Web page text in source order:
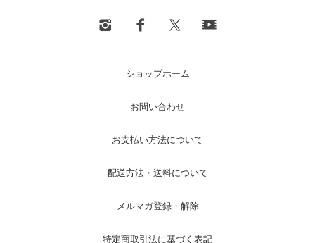
ショップホーム
お問い合わせ
お支払い方法について
配送方法・送料について
メルマガ登録・解除
特定商取引法に基づく表記